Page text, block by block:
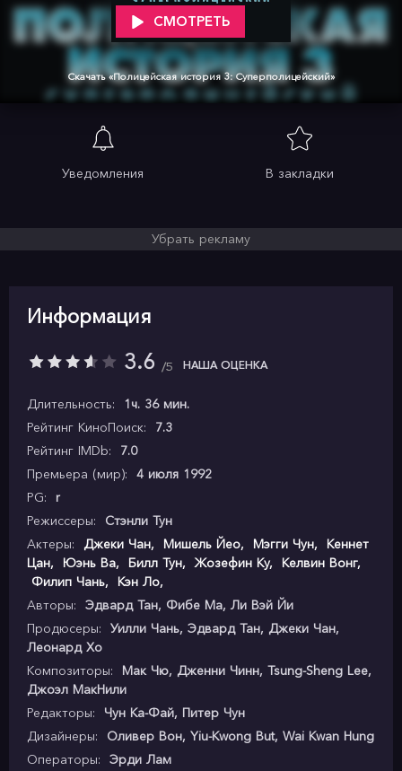
СМОТРЕТЬ
Скачать «Полицейская история 3: Суперполицейский»
Уведомления В закладки
Убрать рекламу
Информация
3.6 5 НАША ОЦЕНКА
Длительность:
1ч. 36 мин.
Рейтинг КиноПоиск:
7.3
Рейтинг IMDb:
7.0
Премьера (мир):
4 июля 1992
PG:
r
Режиссеры:
Стэнли Тун
Актеры:
Джеки Чан, Мишель Йео, Мэгги Чун,
Кеннет
Цан, Юэнь Ва, Билл Тун, Жозефин Ку, Келвин Вонг,
Филип Чань, Кэн Ло,
Авторы:
Эдвард Тан, Фибе Ма, Ли Вэй Йи
Продюсеры:
Уилли Чань, Эдвард Тан, Джеки Чан,
Леонард Хо
Композиторы:
Мак Чю, Дженни Чинн, Tsung-Sheng Lee,
Джоэл МакНили
Редакторы:
Чун Ка-Фай, Питер Чун
Дизайнеры:
Оливер Вон, Yiu-Kwong But, Wai Kwan Hung
Операторы:
Эрди Лам